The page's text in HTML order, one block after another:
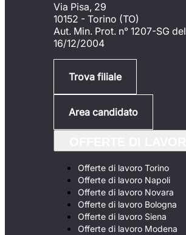
Via Pisa, 29
10152 - Torino (TO)
Aut. Min. Prot. n° 1207-SG del
16/12/2004
Trova filiale
Area candidato
Offerte di lavoro Torino
Offerte di lavoro Napoli
Offerte di lavoro Novara
Offerte di lavoro Bologna
Offerte di lavoro Siena
Offerte di lavoro Modena